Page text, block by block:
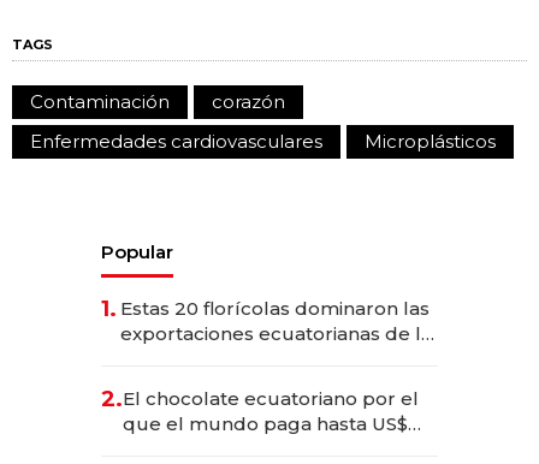
TAGS
Contaminación
corazón
Enfermedades cardiovasculares
Microplásticos
Popular
1. Estas 20 florícolas dominaron las
exportaciones ecuatorianas de la
2.El chocolate ecuatoriano por el
que el mundo paga hasta US$